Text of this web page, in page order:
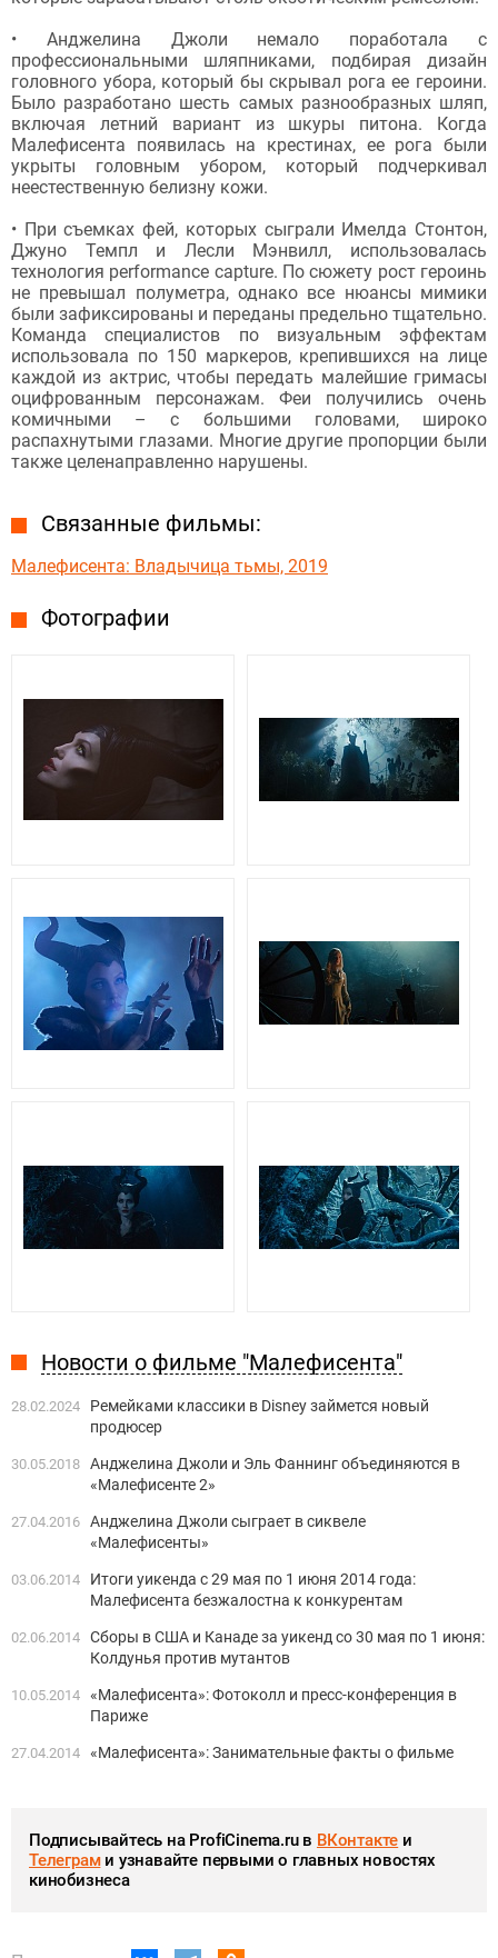
• Анджелина Джоли немало поработала с
профессиональными шляпниками, подбирая дизайн
головного убора, который бы скрывал рога ее героини.
Было разработано шесть самых разнообразных шляп,
включая летний вариант из шкуры питона. Когда
Малефисента появилась на крестинах, ее рога были
укрыты головным убором, который подчеркивал
неестественную белизну кожи.
• При съемках фей, которых сыграли Имелда Стонтон,
Джуно Темпл и Лесли Мэнвилл, использовалась
технология performance capture. По сюжету рост героинь
не превышал полуметра, однако все нюансы мимики
были зафиксированы и переданы предельно тщательно.
Команда специалистов по визуальным эффектам
использовала по 150 маркеров, крепившихся на лице
каждой из актрис, чтобы передать малейшие гримасы
оцифрованным персонажам. Феи получились очень
комичными – с большими головами, широко
распахнутыми глазами. Многие другие пропорции были
также целенаправленно нарушены.
Связанные фильмы:
Малефисента: Владычица тьмы, 2019
Фотографии
Новости о фильме "Малефисента"
28.02.2024
Ремейками классики в Disney займется новый
продюсер
30.05.2018 Анджелина Джоли и Эль Фаннинг объединяются в
«Малефисенте 2»
27.04.2016 Анджелина Джоли сыграет в сиквеле
«Малефисенты»
03.06.2014
Итоги уикенда c 29 мая по 1 июня 2014 года:
Малефисента безжалостна к конкурентам
02.06.2014 Сборы в США и Канаде за уикенд со 30 мая по 1 июня:
Колдунья против мутантов
10.05.2014 «Малефисента»: Фотоколл и пресс-конференция в
Париже
27.04.2014 «Малефисента»: Занимательные факты о фильме
Подписывайтесь на ProfiCinema.ru в ВКонтакте и
Телеграми узнавайте первыми о главных новостях
кинобизнеса